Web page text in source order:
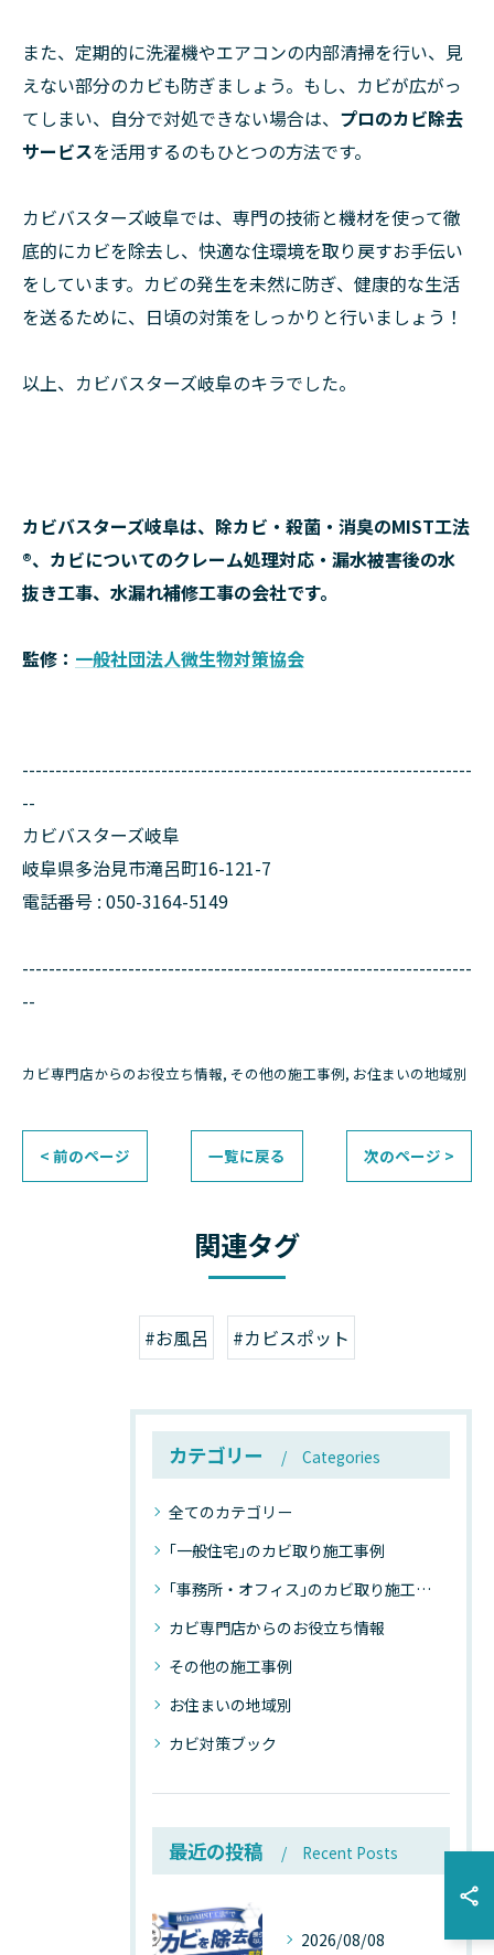
また、定期的に洗濯機やエアコンの内部清掃を行い、見
えない部分のカビも防ぎましょう。もし、カビが広がっ
てしまい、自分で対処できない場合は、 プロのカビ除去
サービスを活用するのもひとつの方法です。
カビバスターズ岐阜では、専門の技術と機材を使って徹
底的にカビを除去し、快適な住環境を取り戻すお手伝い
をしています。カビの発生を未然に防ぎ、健康的な生活
を送るために、日頃の対策をしっかりと行いましょう！
以上、カビバスターズ岐阜のキラでした。
カビバスターズ岐阜は、除カビ・殺菌・消臭のMIST工法
®、カビについてのクレーム処理対応・漏水被害後の水
抜き工事、水漏れ補修工事の会社です。
監修： 一般社団法人微生物対策協会
--------------------------------------------------------------------
--
カビバスターズ岐阜
岐阜県多治見市滝呂町16-121-7
電話番号 : 050-3164-5149
--------------------------------------------------------------------
--
カビ専門店からのお役立ち情報 その他の施工事例 お住まいの地域別
< 前のページ 一覧に戻る 次のページ >
関連タグ
#お風呂 #カビスポット
カテゴリー Categories
全てのカテゴリー
｢一般住宅｣のカビ取り施工事例
｢事務所・オフィス｣のカビ取り施工事例
カビ専門店からのお役立ち情報
その他の施工事例
お住まいの地域別
カビ対策ブック
最近の投稿 Recent Posts
2026/08/08